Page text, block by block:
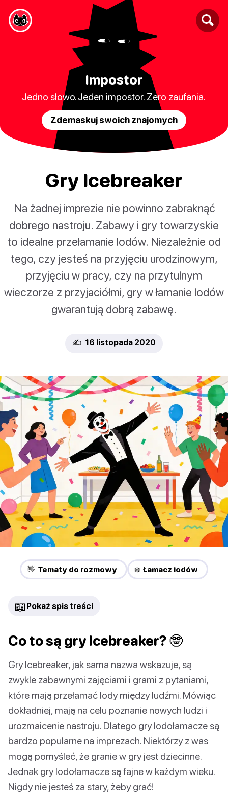
Impostor
Jedno słowo. Jeden impostor. Zero zaufania.
Zdemaskuj swoich znajomych
Gry Icebreaker
Na żadnej imprezie nie powinno zabraknąć
dobrego nastroju. Zabawy i gry towarzyskie
to idealne przełamanie lodów. Niezależnie od
tego, czy jesteś na przyjęciu urodzinowym,
przyjęciu w pracy, czy na przytulnym
wieczorze z przyjaciółmi, gry w łamanie lodów
gwarantują dobrą zabawę.
✍️ 16 listopada 2020
👋 Tematy do rozmowy ❄️ Łamacz lodów
📖 Pokaż spis treści
Co to są gry Icebreaker? 🤓
Gry Icebreaker, jak sama nazwa wskazuje, są
zwykle zabawnymi zajęciami i grami z pytaniami,
które mają przełamać lody między ludźmi. Mówiąc
dokładniej, mają na celu poznanie nowych ludzi i
urozmaicenie nastroju. Dlatego gry lodołamacze są
bardzo popularne na imprezach. Niektórzy z was
mogą pomyśleć, że granie w gry jest dziecinne.
Jednak gry lodołamacze są fajne w każdym wieku.
Nigdy nie jesteś za stary, żeby grać!